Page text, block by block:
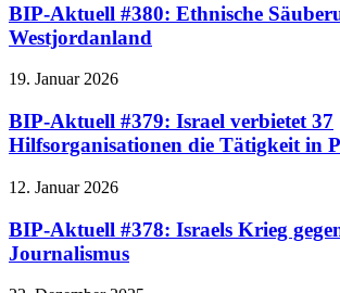
BIP-Aktuell #380: Ethnische
Westjordanland
19. Januar 2026
BIP-Aktuell #379: Israel verbietet 37
Hilfsorganisationen die Tätigkeit in
12. Januar 2026
BIP-Aktuell #378: Israels Krieg
Journalismus